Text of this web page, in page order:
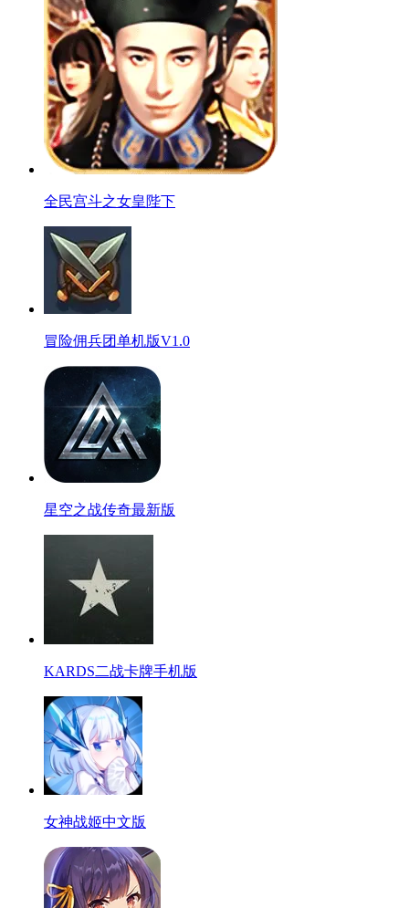
全民宫斗之女皇陛下
冒险佣兵团单机版V1.0
星空之战传奇最新版
KARDS二战卡牌手机版
女神战姬中文版